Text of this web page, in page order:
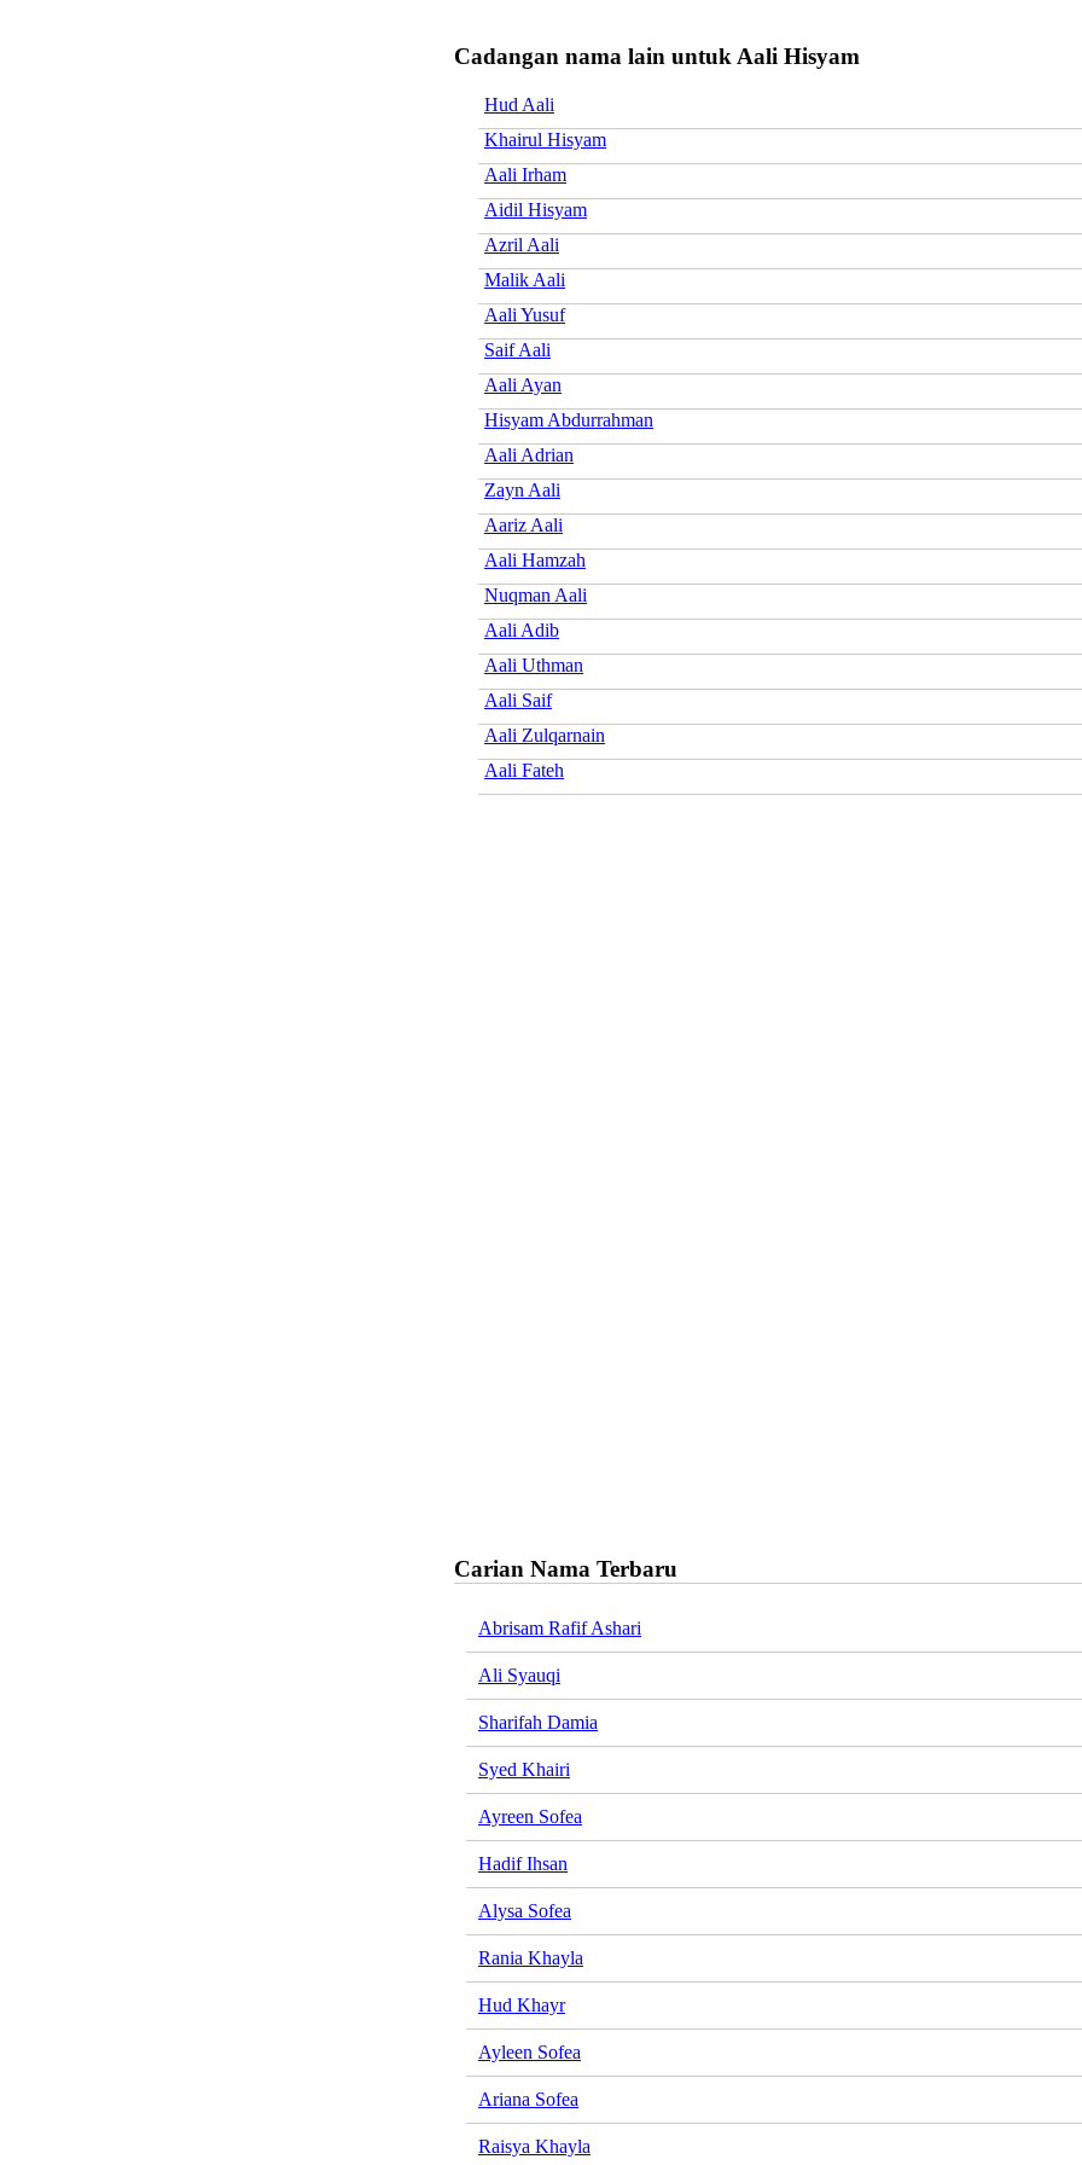
Cadangan nama lain untuk Aali Hisyam
Hud Aali
Khairul Hisyam
Aali Irham
Aidil Hisyam
Azril Aali
Malik Aali
Aali Yusuf
Saif Aali
Aali Ayan
Hisyam Abdurrahman
Aali Adrian
Zayn Aali
Aariz Aali
Aali Hamzah
Nuqman Aali
Aali Adib
Aali Uthman
Aali Saif
Aali Zulqarnain
Aali Fateh
Carian Nama Terbaru
Abrisam Rafif Ashari
Ali Syauqi
Sharifah Damia
Syed Khairi
Ayreen Sofea
Hadif Ihsan
Alysa Sofea
Rania Khayla
Hud Khayr
Ayleen Sofea
Ariana Sofea
Raisya Khayla